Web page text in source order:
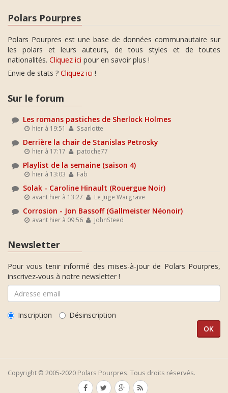
Polars Pourpres
Polars Pourpres est une base de données communautaire sur
les polars et leurs auteurs, de tous styles et de toutes
nationalités. Cliquez ici pour en savoir plus !
Envie de stats ? Cliquez ici !
Sur le forum
Les romans pastiches de Sherlock Holmes
hier à 19:51 Ssarlotte
Derrière la chair de Stanislas Petrosky
hier à 17:17 patoche77
Playlist de la semaine (saison 4)
hier à 13:03 Fab
Solak - Caroline Hinault (Rouergue Noir)
avant hier à 13:27 Le Juge Wargrave
Corrosion - Jon Bassoff (Gallmeister Néonoir)
avant hier à 09:56 JohnSteed
Newsletter
Pour vous tenir informé des mises-à-jour de Polars Pourpres,
inscrivez-vous à notre newsletter !
Inscription Désinscription
Copyright © 2005-2020 Polars Pourpres. Tous droits réservés.